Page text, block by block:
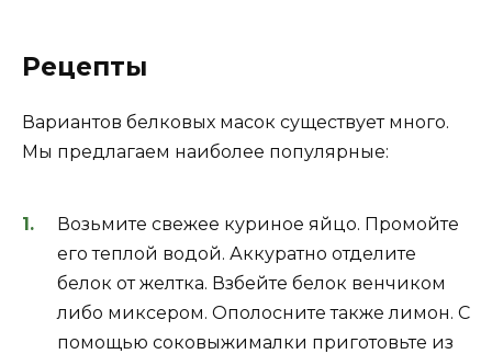
Рецепты
Вариантов белковых масок существует много.
Мы предлагаем наиболее популярные:
Возьмите свежее куриное яйцо. Промойте
его теплой водой. Аккуратно отделите
белок от желтка. Взбейте белок венчиком
либо миксером. Ополосните также лимон. С
помощью соковыжималки приготовьте из